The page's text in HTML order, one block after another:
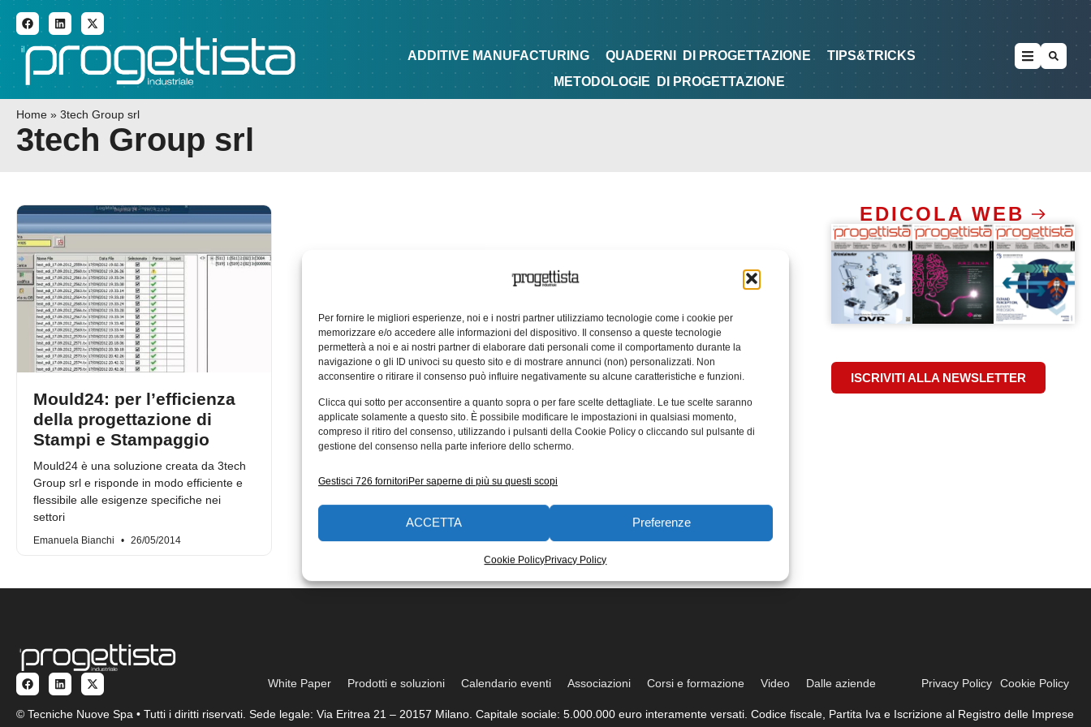
Per fornire le migliori esperienze, noi e i nostri partner utilizziamo tecnologie come i cookie per
memorizzare e/o accedere alle informazioni del dispositivo. Il consenso a queste tecnologie
permetterà a noi e ai nostri partner di elaborare dati personali come il comportamento durante la
navigazione o gli ID univoci su questo sito e di mostrare annunci (non) personalizzati. Non
acconsentire o ritirare il consenso può influire negativamente su alcune caratteristiche e funzioni.
Clicca qui sotto per acconsentire a quanto sopra o per fare scelte dettagliate. Le tue scelte saranno
applicate solamente a questo sito. È possibile modificare le impostazioni in qualsiasi momento,
compreso il ritiro del consenso, utilizzando i pulsanti della Cookie Policy o cliccando sul pulsante di
gestione del consenso nella parte inferiore dello schermo.
Gestisci 726 fornitoriPer saperne di più su questi scopi
ACCETTA Preferenze
Cookie PolicyPrivacy Policy
ADDITIVE MANUFACTURING QUADERNI DI PROGETTAZIONE TIPS&TRICKS METODOLOGIE DI PROGETTAZIONE
ADDITIVE MANUFACTURING QUADERNI DI PROGETTAZIONE
TIPS&TRICKS
METODOLOGIE
DI PROGETTAZIONE
Home » 3tech Group srl
3tech Group srl
Mould24: per l’efficienza
della progettazione di
Stampi e Stampaggio
Mould24 è una soluzione creata da 3tech
Group srl e risponde in modo efficiente e
flessibile alle esigenze specifiche nei
settori
Emanuela Bianchi 26/05/2014
EDICOLA WEB
ISCRIVITI ALLA NEWSLETTER
White Paper Prodotti e soluzioni Calendario eventi Associazioni Corsi e formazione Video Dalle aziende Privacy Policy Cookie Policy
© Tecniche Nuove Spa • Tutti i diritti riservati. Sede legale: Via Eritrea 21 – 20157 Milano. Capitale sociale: 5.000.000 euro interamente versati. Codice fiscale, Partita Iva e Iscrizione al Registro delle Imprese